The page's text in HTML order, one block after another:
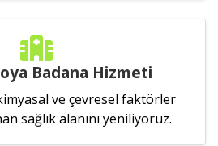
Badana Hizmeti
ve çevresel faktörler
sağlık alanını yeniliyoruz.